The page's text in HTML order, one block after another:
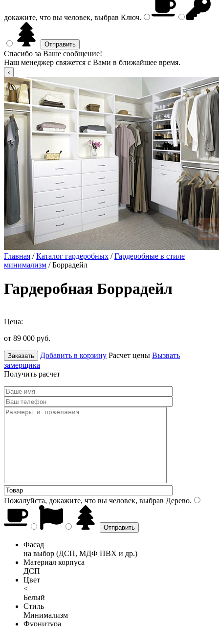
докажите, что вы человек, выбрав Ключ.
Спасибо за Ваше сообщение!
Наш менеджер свяжется с Вами в ближайшее время.
Главная /Каталог гардеробных /Гардеробные в стиле
минимализм / Боррадейл
Гардеробная Боррадейл
Цена:
от 89 000 руб.
Заказать Добавить в корзину Расчет цены Вызвать
замерщика
Получить расчет
Пожалуйста, докажите, что вы человек, выбрав Дерево.
Фасад
на выбор (ДСП, МДФ ПВХ и др.)
Материал корпуса
ДСП
Цвет
<
Белый
Стиль
Минимализм
Фурнитура